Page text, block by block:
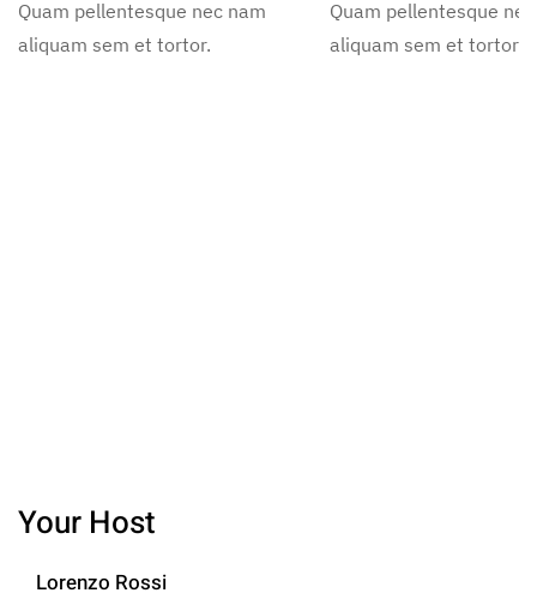
Quam pellentesque nec nam
aliquam sem et tortor.
Quam pellentesque
aliquam sem et tortor.
Your Host
Lorenzo Rossi